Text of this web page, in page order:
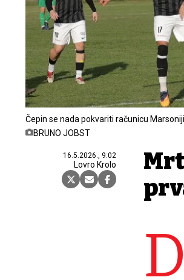
Čepin se nada pokvariti računicu Marsoniji
BRUNO JOBST
16.5.2026., 9:02
Lovro Krolo
D